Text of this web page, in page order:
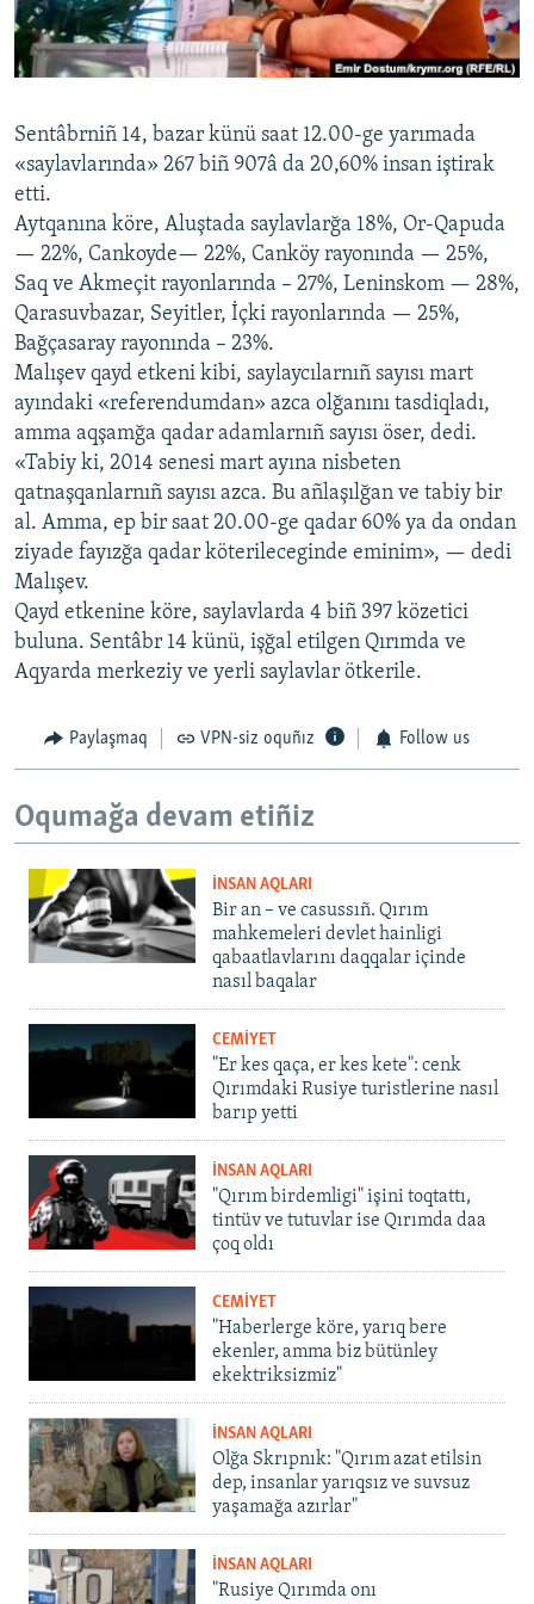
Русский
Українською
QOŞULIÑIZ!
RFE/RS bütün saytları
Sentâbrniñ 14, bazar künü saat 12.00-ge yarımada
«saylavlarında» 267 biñ 907â da 20,60% insan iştirak
etti.
Aytqanına köre, Aluştada saylavlarğa 18%, Or-Qapuda
— 22%, Cankoyde— 22%, Canköy rayonında — 25%,
Saq ve Akmeçit rayonlarında – 27%, Leninskom — 28%,
Qarasuvbazar, Seyitler, İçki rayonlarında — 25%,
Bağçasaray rayonında – 23%.
Malışev qayd etkeni kibi, saylaycılarnıñ sayısı mart
ayındaki «referendumdan» azca olğanını tasdiqladı,
amma aqşamğa qadar adamlarnıñ sayısı öser, dedi.
«Tabiy ki, 2014 senesi mart ayına nisbeten
qatnaşqanlarnıñ sayısı azca. Bu añlaşılğan ve tabiy bir
al. Amma, ep bir saat 20.00-ge qadar 60% ya da ondan
ziyade fayızğa qadar köterileceginde eminim», — dedi
Malışev.
Qayd etkenine köre, saylavlarda 4 biñ 397 közetici
buluna. Sentâbr 14 künü, işğal etilgen Qırımda ve
Aqyarda merkeziy ve yerli saylavlar ötkerile.
Paylaşmaq VPN-siz oquñız Follow us
Oqumağa devam etiñiz
İNSAN AQLARI
Bir an – ve casussıñ. Qırım
mahkemeleri devlet hainligi
qabaatlavlarını daqqalar içinde
nasıl baqalar
CEMİYET
"Er kes qaça, er kes kete": cenk
Qırımdaki Rusiye turistlerine nasıl
barıp yetti
İNSAN AQLARI
"Qırım birdemligi" işini toqtattı,
tintüv ve tutuvlar ise Qırımda daa
çoq oldı
CEMİYET
"Haberlerge köre, yarıq bere
ekenler, amma biz bütünley
ekektriksizmiz"
İNSAN AQLARI
Olğa Skrıpnık: "Qırım azat etilsin
dep, insanlar yarıqsız ve suvsuz
yaşamağa azırlar"
İNSAN AQLARI
"Rusiye Qırımda onı